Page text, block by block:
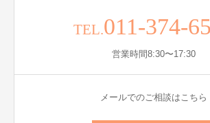
TEL.011-374-
営業時間8:30〜17:30
メールでのご相談はこちら